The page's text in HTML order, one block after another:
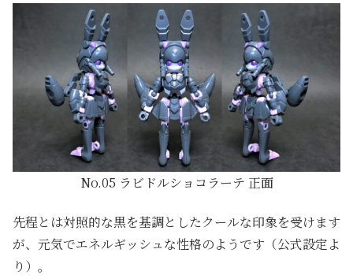
No.05 ラビドルショコラーテ 正面
先程とは対照的な黒を基調としたクールな印象を受けます
が、元気でエネルギッシュな性格のようです（公式設定よ
り）。